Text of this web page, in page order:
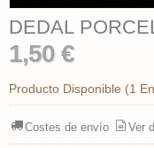
1,50 €
Producto Disponible (1
Costes de envío Ver